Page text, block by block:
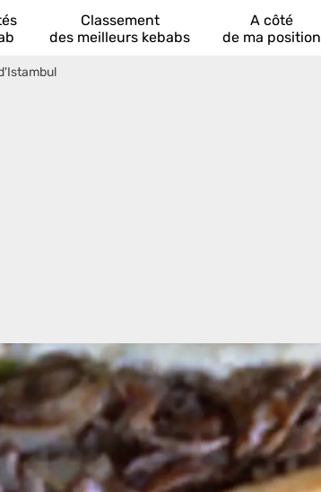
Classement
des meilleurs kebabs
A côté
de ma position